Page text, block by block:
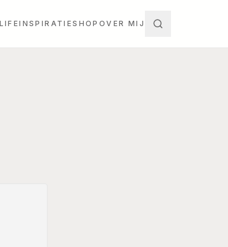
INSPIRATIESHOP OVER MIJ